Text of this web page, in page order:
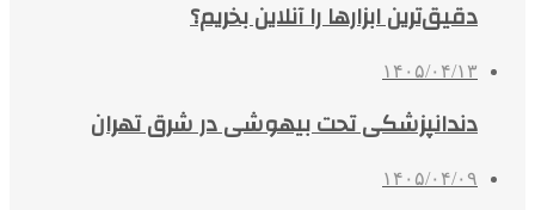
دقیق‌ترین ابزارها را آنلاین بخریم؟
۱۴۰۵/۰۴/۱۳
دندانپزشکی تحت بیهوشی در شرق تهران
۱۴۰۵/۰۴/۰۹